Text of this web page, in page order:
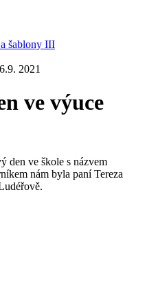
šablony III
2021
ve výuce
den ve škole s názvem
nám byla paní Tereza